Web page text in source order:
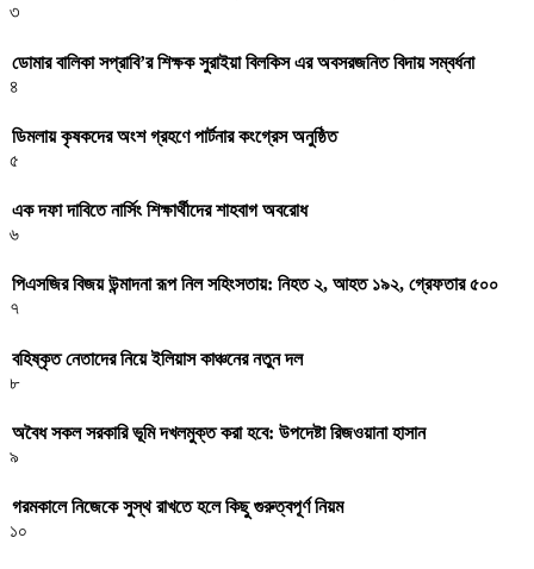
৩
ডোমার বালিকা সপ্রাবি’র শিক্ষক সুরাইয়া বিলকিস এর অবসরজনিত বিদায় সম্বর্ধনা
৪
ডিমলায় কৃষকদের অংশ গ্রহণে পার্টনার কংগ্রেস অনুষ্ঠিত
৫
এক দফা দাবিতে নার্সিং শিক্ষার্থীদের শাহবাগ অবরোধ
৬
পিএসজির বিজয় উন্মাদনা রূপ নিল সহিংসতায়: নিহত ২, আহত ১৯২, গ্রেফতার ৫০০
৭
বহিষ্কৃত নেতাদের নিয়ে ইলিয়াস কাঞ্চনের নতুন দল
৮
অবৈধ সকল সরকারি ভূমি দখলমুক্ত করা হবে: উপদেষ্টা রিজওয়ানা হাসান
৯
গরমকালে নিজেকে সুস্থ রাখতে হলে কিছু গুরুত্বপূর্ণ নিয়ম
১০